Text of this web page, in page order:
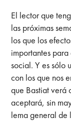
El lector que
las próximas
los que los
importantes
social. Y es sólo
con los que nos
que Bastiat verá
aceptará, sin
lema general de